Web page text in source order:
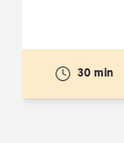
30 min